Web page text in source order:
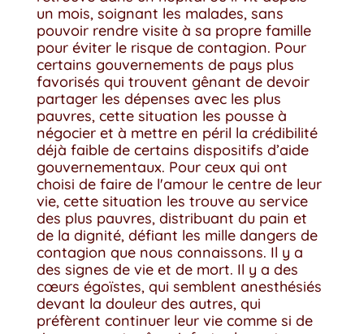
un mois, soignant les malades, sans
pouvoir rendre visite à sa propre famille
pour éviter le risque de contagion. Pour
certains gouvernements de pays plus
favorisés qui trouvent gênant de devoir
partager les dépenses avec les plus
pauvres, cette situation les pousse à
négocier et à mettre en péril la crédibilité
déjà faible de certains dispositifs d’aide
gouvernementaux. Pour ceux qui ont
choisi de faire de l'amour le centre de leur
vie, cette situation les trouve au service
des plus pauvres, distribuant du pain et
de la dignité, défiant les mille dangers de
contagion que nous connaissons. Il y a
des signes de vie et de mort. Il y a des
cœurs égoïstes, qui semblent anesthésiés
devant la douleur des autres, qui
préfèrent continuer leur vie comme si de